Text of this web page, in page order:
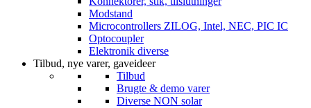
Modstand
Microcontrollers ZILOG, Intel, NEC, PIC IC
Optocoupler
Elektronik diverse
Tilbud, nye varer, gaveideer
Tilbud
Brugte & demo varer
Diverse NON solar